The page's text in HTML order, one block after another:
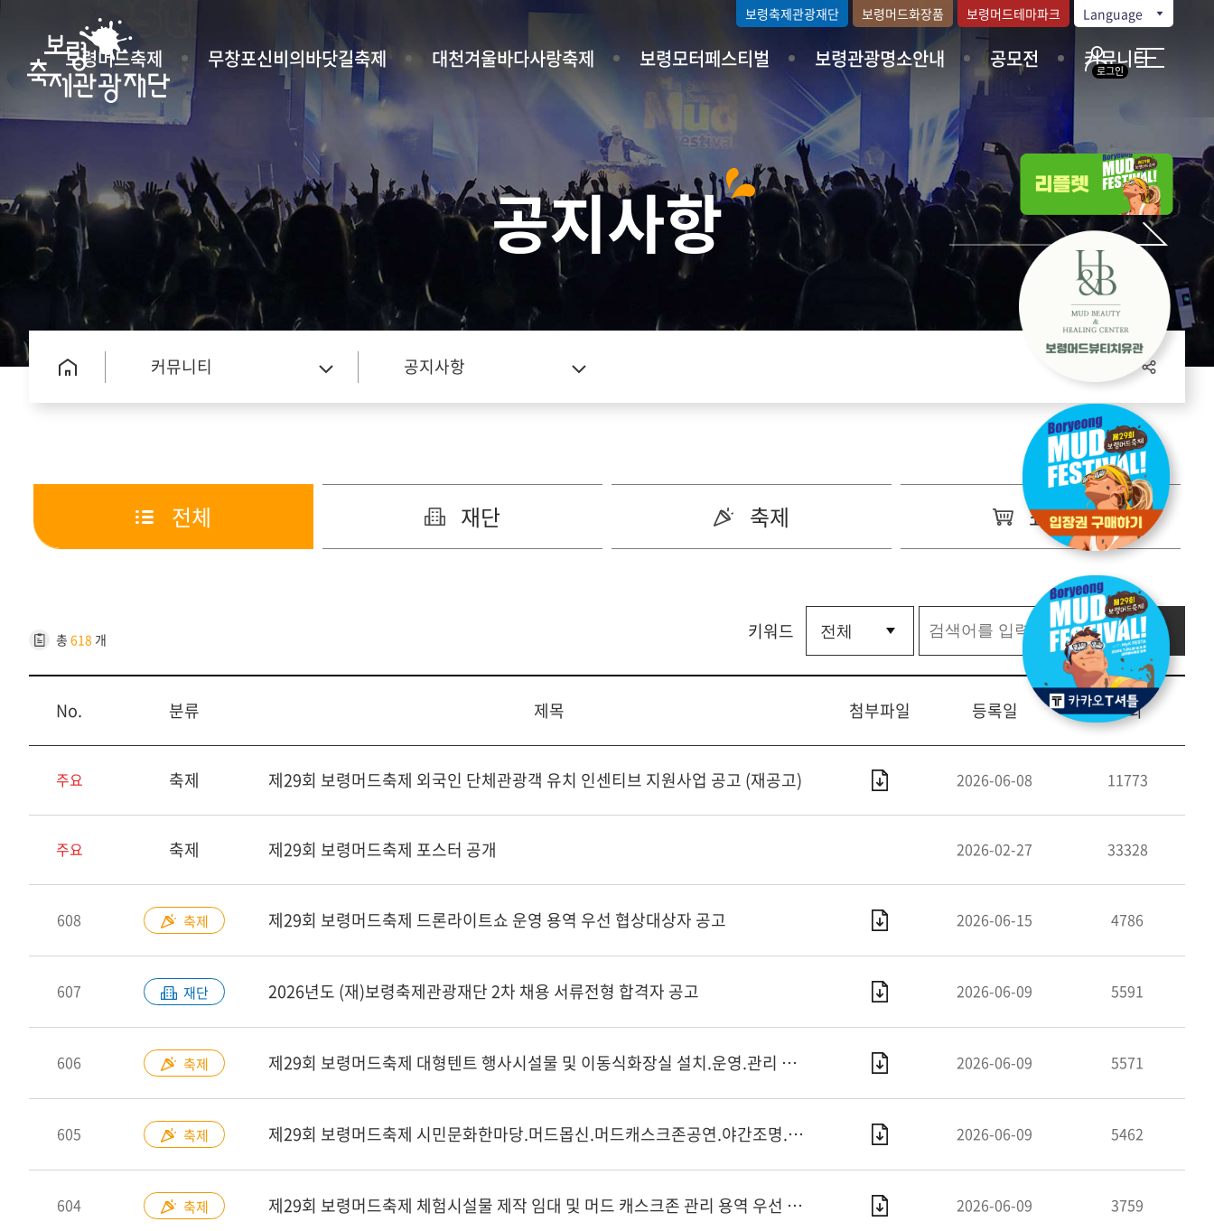
보령머드축제 무창포신비의바닷길축제 대천겨울바다사랑축제 보령모터페스티벌 보령관광명소안내 공모전 커뮤니티
보령축제관광재단 보령머드화장품 보령머드테마파크 Language
로그인
공지사항
커뮤니티 공지사항
전체 재단 축제 쇼핑몰
총 618 개 키워드
No. 분류 제목 첨부파일 등록일 조회
주요 축제 제29회 보령머드축제 외국인 단체관광객 유치 인센티브 지원사업 공고 (재공고) 2026-06-08 11773
주요 축제 제29회 보령머드축제 포스터 공개 2026-02-27 33328
608 축제 제29회 보령머드축제 드론라이트쇼 운영 용역 우선 협상대상자 공고 2026-06-15 4786
607 재단 2026년도 (재)보령축제관광재단 2차 채용 서류전형 합격자 공고 2026-06-09 5591
606 축제 제29회 보령머드축제 대형텐트 행사시설물 및 이동식화장실 설치.운영.관리 용역 우선 협상대상자 공고 2026-06-09 5571
605 축제 제29회 보령머드축제 시민문화한마당.머드몹신.머드캐스크존공연.야간조명.머드온더비치 운영 용역 우선 협상대상자 공고 2026-06-09 5462
604 축제 제29회 보령머드축제 체험시설물 제작 임대 및 머드 캐스크존 관리 용역 우선 협상대상자 공고 2026-06-09 3759